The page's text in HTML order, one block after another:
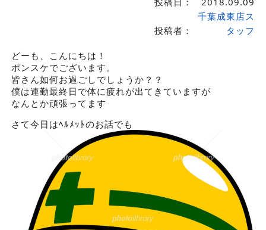
投稿者：
千葉成東店ス
タッフ
どーも、こんにちは！
ポンスケでございます。
皆さん如何お過ごしでしょうか？？
僕は連勤最終日で体に疲れが出てきていますが
なんとか頑張ってます
さて今日はﾍﾙﾒｯﾄのお話でも